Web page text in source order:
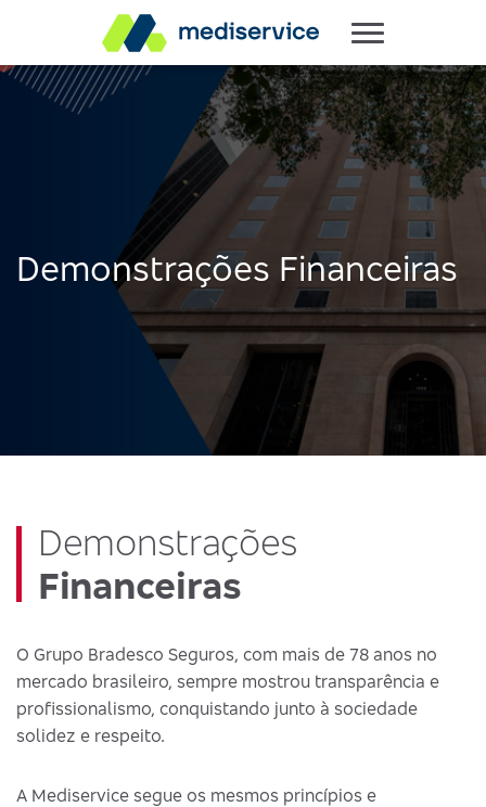
Demonstrações Financeiras
Demonstrações
Financeiras
O Grupo Bradesco Seguros, com mais de 78 anos no
mercado brasileiro, sempre mostrou transparência e
profissionalismo, conquistando junto à sociedade
solidez e respeito.
A Mediservice segue os mesmos princípios e